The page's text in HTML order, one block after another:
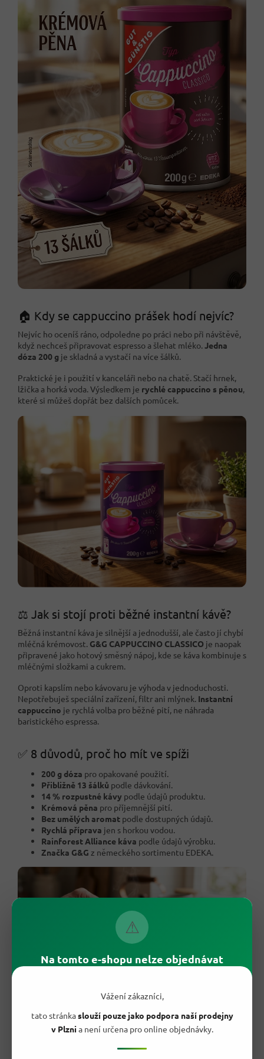
⚠
Na tomto e-shopu nelze objednávat
Vážení zákazníci,
tato stránkaslouží pouze jako podpora naší prodejny
v Plznia není určena pro online objednávky.
🏠 Kdy se cappuccino prášek hodí nejvíc?
Nejvíc ho oceníš ráno, odpoledne po práci nebo při návštěvě,
když nechceš připravovat espresso a šlehat mléko.Jedna
dóza 200 g je skladná a vystačí na více šálků.
Praktické je i použití v kanceláři nebo na chatě. Stačí hrnek,
lžička a horká voda. Výsledkem je rychlé cappuccino s pěnou
které si můžeš dopřát bez dalších pomůcek.
⚖️ Jak si stojí proti běžné instantní kávě?
Běžná instantní káva je silnější a jednodušší, ale často jí chybí
mléčná krémovost. G&G CAPPUCCINO CLASSICO je naopak
připravené jako hotový směsný nápoj, kde se káva kombinuje s
mléčnými složkami a cukrem.
Oproti kapslím nebo kávovaru je výhoda v jednoduchosti.
Nepotřebuješ speciální zařízení, filtr ani mlýnek. Instantní
cappuccino je rychlá volba pro běžné pití, ne náhrada
baristického espressa.
✅ 8 důvodů, proč ho mít ve spíži
200 g dóza pro opakované použití.
Přibližně 13 šálků podle dávkování.
14 % rozpustné kávy podle údajů produktu.
Krémová pěna pro příjemnější pití.
Bez umělých aromat podle dostupných údajů.
Rychlá příprava jen s horkou vodou.
Rainforest Alliance káva podle údajů výrobku.
Značka G&G z německého sortimentu EDEKA.